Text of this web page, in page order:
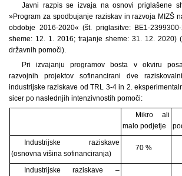
Javni razpis se izvaja na osnovi priglašene
»Program za spodbujanje raziskav in razvoja MIZŠ
obdobje 2016-2020« (št. priglasitve: BE1-
sheme: 12. 1. 2016; trajanje sheme: 31. 12. 2020)
državnih pomoči).
Pri izvajanju programov bosta v okviru
razvojnih projektov sofinancirani dve
industrijske raziskave od TRL 3-4 in 2.
sicer po naslednjih intenzivnostih pomoči:
Mikro ali
malo podjetje
Industrijske raziskave
(osnovna višina sofinanciranja)
70 %
Industrijske raziskave –